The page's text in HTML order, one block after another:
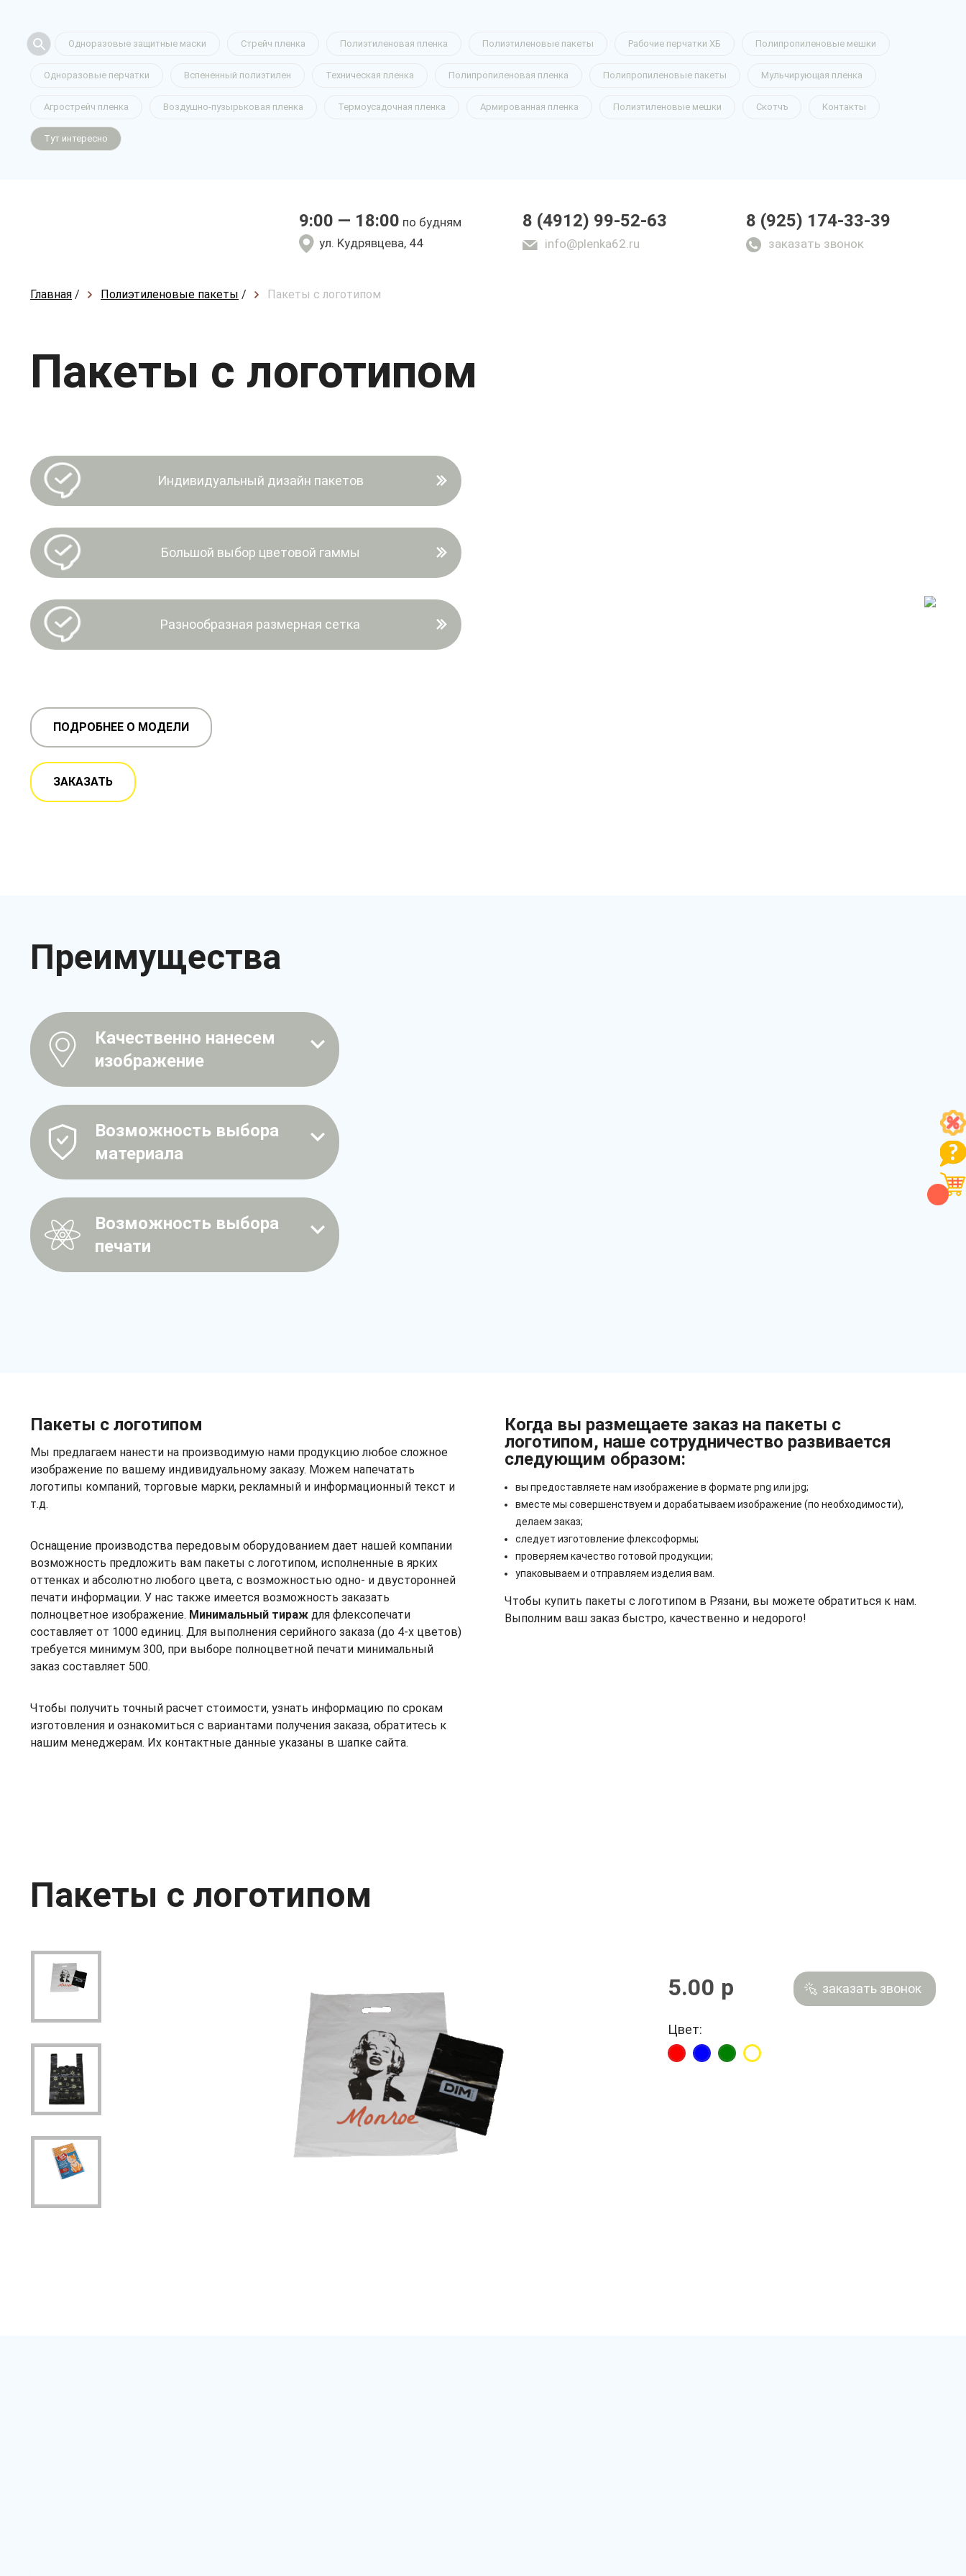
Одноразовые защитные маски Стрейч пленка Полиэтиленовая пленка Полиэтиленовые пакеты Рабочие перчатки ХБ Полипропиленовые мешки
Одноразовые перчатки Вспененный полиэтилен Техническая пленка Полипропиленовая пленка Полипропиленовые пакеты Мульчирующая пленка
Агрострейч пленка Воздушно-пузырьковая пленка Термоусадочная пленка Армированная пленка Полиэтиленовые мешки Скотчъ Контакты
Тут интересно
9:00 — 18:00 по будням
yл. Kyдpявцeвa, 44
8 (4912) 99-52-63
info@plenka62.ru
8 (925) 174-33-39
заказать звонок
Главная / Полиэтиленовые пакеты / Пакеты с логотипом
Пакеты с логотипом
Индивидуальный дизайн пакетов
Большой выбор цветовой гаммы
Разнообразная размерная сетка
ПОДРОБНЕЕ О МОДЕЛИ
ЗАКАЗАТЬ
Преимущества
Качественно нанесем
изображение
Возможность выбора
материала
Возможность выбора
печати
Пакеты с логотипом
Мы предлагаем нанести на производимую нами продукцию любое сложное
изображение по вашему индивидуальному заказу. Можем напечатать
логотипы компаний, торговые марки, рекламный и информационный текст и
т.д.
Оснащение производства передовым оборудованием дает нашей компании
возможность предложить вам пакеты с логотипом, исполненные в ярких
оттенках и абсолютно любого цвета, с возможностью одно- и двусторонней
печати информации. У нас также имеется возможность заказать
полноцветное изображение. Минимальный тираж для флексопечати
составляет от 1000 единиц. Для выполнения серийного заказа (до 4-х цветов)
требуется минимум 300, при выборе полноцветной печати минимальный
заказ составляет 500.
Чтобы получить точный расчет стоимости, узнать информацию по срокам
изготовления и ознакомиться с вариантами получения заказа, обратитесь к
нашим менеджерам. Их контактные данные указаны в шапке сайта.
Когда вы размещаете заказ на пакеты с
логотипом, наше сотрудничество развивается
следующим образом:
вы предоставляете нам изображение в формате png или jpg;
вместе мы совершенствуем и дорабатываем изображение (по необходимости),
делаем заказ;
следует изготовление флексоформы;
проверяем качество готовой продукции;
упаковываем и отправляем изделия вам.
Чтобы купить пакеты с логотипом в Рязани, вы можете обратиться к нам.
Выполним ваш заказ быстро, качественно и недорого!
Пакеты с логотипом
5.00 р
Цвет:
заказать звонок